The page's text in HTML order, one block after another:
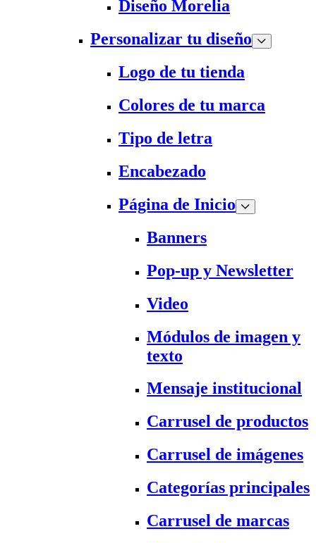
Diseño Morelia
Personalizar tu diseño
Logo de tu tienda
Colores de tu marca
Tipo de letra
Encabezado
Página de Inicio
Banners
Pop-up y Newsletter
Video
Módulos de imagen y
texto
Mensaje institucional
Carrusel de productos
Carrusel de imágenes
Categorías principales
Carrusel de marcas